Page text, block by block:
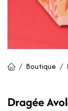
Boutique
Dragée